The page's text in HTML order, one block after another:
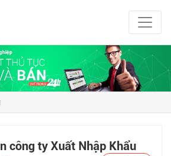
công ty Xuất Nhập Khẩu